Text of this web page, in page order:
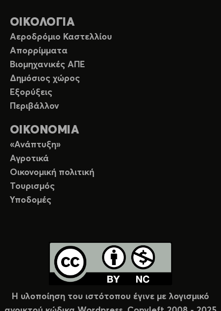
ΟΙΚΟΛΟΓΙΑ
Αεροδρόμιο Καστελλίου
Απορρίμματα
Βιομηχανικές ΑΠΕ
Δημόσιος χώρος
Εξορύξεις
Περιβάλλον
ΟΙΚΟΝΟΜΙΑ
«Ανάπτυξη»
Αγροτικά
Οικονομική πολιτική
Τουρισμός
Υποδομές
Η υλοποίηση του ιστότοπου έγινε με λογισμικό